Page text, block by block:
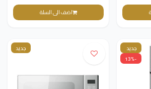
اضف الى السلة
جديد
-13%
جديد